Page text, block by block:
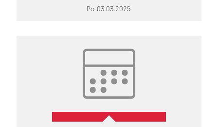
Po 03.03.2025